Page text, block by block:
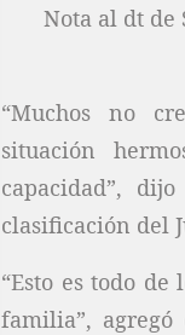
Nota al dt de
“Muchos no
situación
capacidad”,
clasificación del
“Esto es todo
familia”,